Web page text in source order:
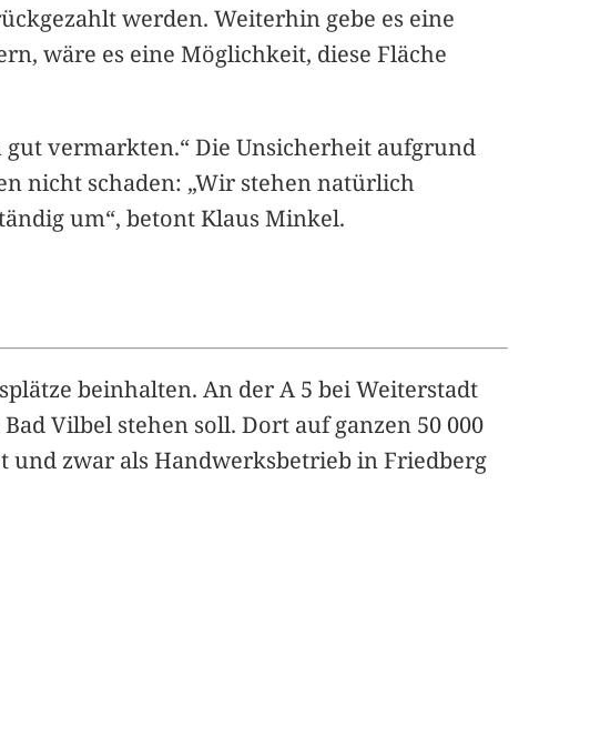
werden. Weiterhin gebe es eine
wäre es eine Möglichkeit, diese Fläche
vermarkten.“ Die Unsicherheit aufgrund
nicht schaden: „Wir stehen natürlich
um“, betont Klaus Minkel.
beinhalten. An der A 5 bei Weiterstadt
Vilbel stehen soll. Dort auf ganzen 50 000
und zwar als Handwerksbetrieb in Friedberg